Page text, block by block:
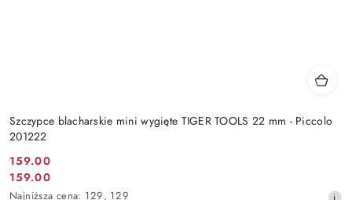
Szczypce blacharskie mini wygięte TIGER TOOLS 22 mm - Piccolo
201222
Cena
promocyjna:
159.00
Cena
159.00
Najniższa
Najniższa cena: 129, 129